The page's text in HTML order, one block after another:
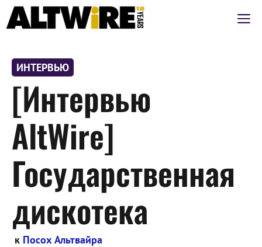
Перейти
ИНТЕРВЬЮ
[Интервью
AltWire]
Государственная
дискотека
к Посох Альтвайра